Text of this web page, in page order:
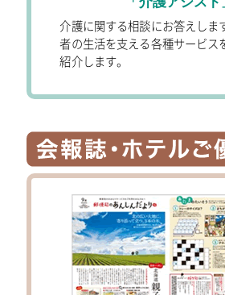
介護に関する相談にお答えしま
者の生活を支える各種サービス
紹介します。